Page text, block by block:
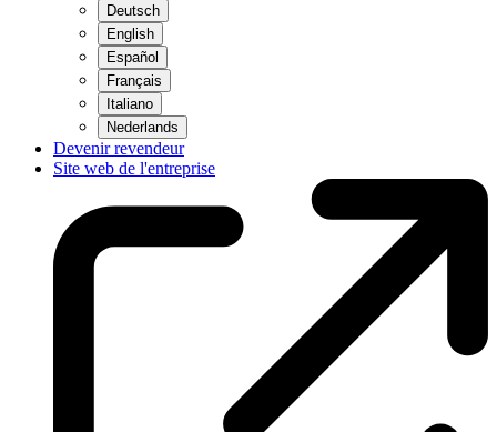
Deutsch
English
Español
Français
Italiano
Nederlands
Devenir revendeur
Site web de l'entreprise